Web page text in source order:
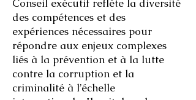
Conseil exécutif reflète la diversité
des compétences et des
expériences nécessaires pour
répondre aux enjeux complexes
liés à la prévention et à la lutte
contre la corruption et la
criminalité à l’échelle